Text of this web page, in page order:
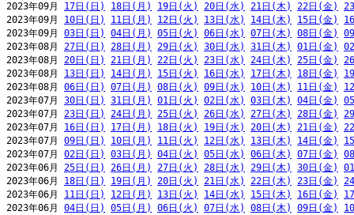
2023年09月 17日(日) 18日(月) 19日(火) 20日(水) 21日(木) 22日(金)
2023年09月 10日(日) 11日(月) 12日(火) 13日(水) 14日(木) 15日(金)
2023年09月 03日(日) 04日(月) 05日(火) 06日(水) 07日(木) 08日(金)
2023年08月 27日(日) 28日(月) 29日(火) 30日(水) 31日(木) 01日(金)
2023年08月 20日(日) 21日(月) 22日(火) 23日(水) 24日(木) 25日(金)
2023年08月 13日(日) 14日(月) 15日(火) 16日(水) 17日(木) 18日(金)
2023年08月 06日(日) 07日(月) 08日(火) 09日(水) 10日(木) 11日(金)
2023年07月 30日(日) 31日(月) 01日(火) 02日(水) 03日(木) 04日(金)
2023年07月 23日(日) 24日(月) 25日(火) 26日(水) 27日(木) 28日(金)
2023年07月 16日(日) 17日(月) 18日(火) 19日(水) 20日(木) 21日(金)
2023年07月 09日(日) 10日(月) 11日(火) 12日(水) 13日(木) 14日(金)
2023年07月 02日(日) 03日(月) 04日(火) 05日(水) 06日(木) 07日(金)
2023年06月 25日(日) 26日(月) 27日(火) 28日(水) 29日(木) 30日(金)
2023年06月 18日(日) 19日(月) 20日(火) 21日(水) 22日(木) 23日(金)
2023年06月 11日(日) 12日(月) 13日(火) 14日(水) 15日(木) 16日(金)
2023年06月 04日(日) 05日(月) 06日(火) 07日(水) 08日(木) 09日(金)